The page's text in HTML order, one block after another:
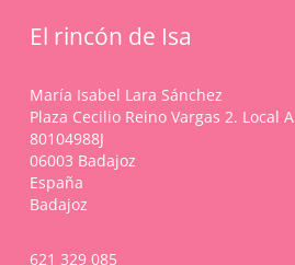
El rincón de Isa
María Isabel Lara Sánchez
Plaza Cecilio Reino Vargas 2. Local A
80104988J
06003 Badajoz
España
Badajoz
621 329 085